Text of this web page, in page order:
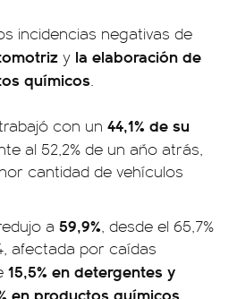
incidencias negativas de
y la elaboración de
químicos.
con un 44,1% de su
al 52,2% de un año atrás,
cantidad de vehículos
a 59,9%, desde el 65,7%
afectada por caídas
15,5% en detergentes y
en productos químicos